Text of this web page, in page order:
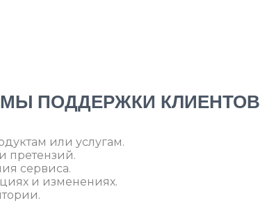
ПОДДЕРЖКИ КЛИЕНТОВ
или услугам.
претензий.
сервиса.
и изменениях.